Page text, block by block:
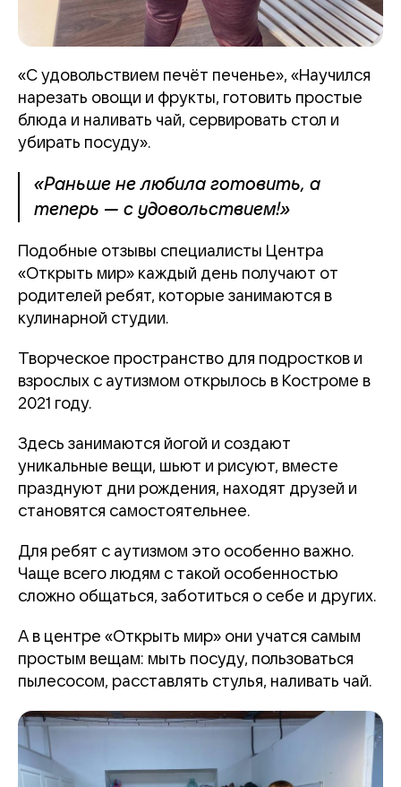
«С удовольствием печёт печенье», «Научился
нарезать овощи и фрукты, готовить простые
блюда и наливать чай, сервировать стол и
убирать посуду».
«Раньше не любила готовить, а
теперь — с удовольствием!»
Подобные отзывы специалисты Центра
«Открыть мир» каждый день получают от
родителей ребят, которые занимаются в
кулинарной студии.
Творческое пространство для подростков и
взрослых с аутизмом открылось в Костроме в
2021 году.
Здесь занимаются йогой и создают
уникальные вещи, шьют и рисуют, вместе
празднуют дни рождения, находят друзей и
становятся самостоятельнее.
Для ребят с аутизмом это особенно важно.
Чаще всего людям с такой особенностью
сложно общаться, заботиться о себе и других.
А в центре «Открыть мир» они учатся самым
простым вещам: мыть посуду, пользоваться
пылесосом, расставлять стулья, наливать чай.